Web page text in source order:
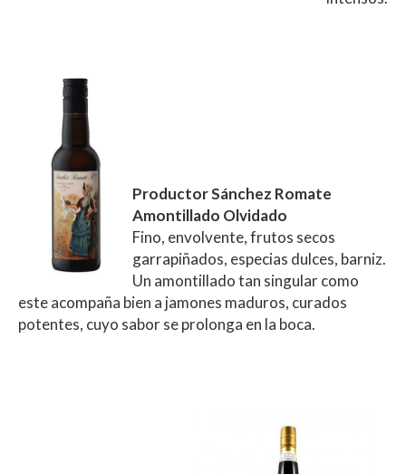
Productor Sánchez Romate
Amontillado Olvidado
Fino, envolvente, frutos secos
garrapiñados, especias dulces, barniz.
Un amontillado tan singular como
este acompaña bien a jamones maduros, curados
potentes, cuyo sabor se prolonga en la boca.